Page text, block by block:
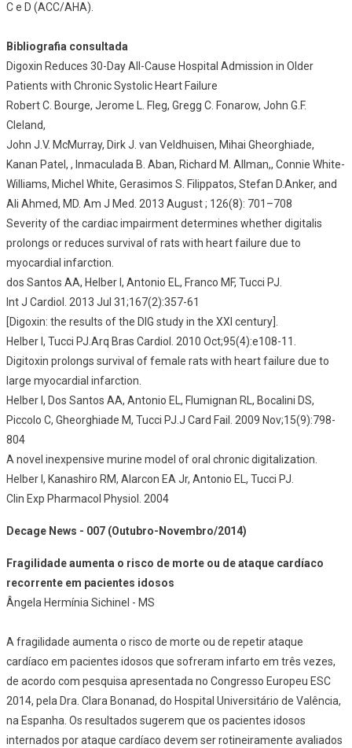
C e D (ACC/AHA).
Bibliografia consultada
Digoxin Reduces 30-Day All-Cause Hospital Admission in Older
Patients with Chronic Systolic Heart Failure
Robert C. Bourge, Jerome L. Fleg, Gregg C. Fonarow, John G.F.
Cleland,
John J.V. McMurray, Dirk J. van Veldhuisen, Mihai Gheorghiade,
Kanan Patel, , Inmaculada B. Aban, Richard M. Allman,, Connie White-
Williams, Michel White, Gerasimos S. Filippatos, Stefan D.Anker, and
Ali Ahmed, MD. Am J Med. 2013 August ; 126(8): 701–708
Severity of the cardiac impairment determines whether digitalis
prolongs or reduces survival of rats with heart failure due to
myocardial infarction.
dos Santos AA, Helber I, Antonio EL, Franco MF, Tucci PJ.
Int J Cardiol. 2013 Jul 31;167(2):357-61
[Digoxin: the results of the DIG study in the XXI century].
Helber I, Tucci PJ.Arq Bras Cardiol. 2010 Oct;95(4):e108-11.
Digitoxin prolongs survival of female rats with heart failure due to
large myocardial infarction.
Helber I, Dos Santos AA, Antonio EL, Flumignan RL, Bocalini DS,
Piccolo C, Gheorghiade M, Tucci PJ.J Card Fail. 2009 Nov;15(9):798-
804
A novel inexpensive murine model of oral chronic digitalization.
Helber I, Kanashiro RM, Alarcon EA Jr, Antonio EL, Tucci PJ.
Clin Exp Pharmacol Physiol. 2004
Decage News - 007 (Outubro-Novembro/2014)
Fragilidade aumenta o risco de morte ou de ataque cardíaco
recorrente em pacientes idosos
Ângela Hermínia Sichinel - MS
A fragilidade aumenta o risco de morte ou de repetir ataque
cardíaco em pacientes idosos que sofreram infarto em três vezes,
de acordo com pesquisa apresentada no Congresso Europeu ESC
2014, pela Dra. Clara Bonanad, do Hospital Universitário de Valência,
na Espanha. Os resultados sugerem que os pacientes idosos
internados por ataque cardíaco devem ser rotineiramente avaliados